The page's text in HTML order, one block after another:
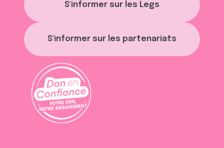
S'informer sur les Legs
S'informer sur les partenariats